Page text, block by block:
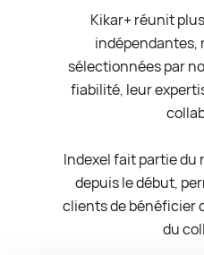
Kikar+ réunit
indépendantes,
sélectionnées par
fiabilité, leur
Indexel fait partie du
depuis le début,
clients de bénéficier
du